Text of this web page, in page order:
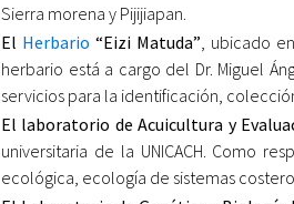
Sierra morena y Pijijiapan.
El Herbario “Eizi Matuda”, ubicado
herbario está a cargo del Dr. Miguel
servicios para la identificación,
El laboratorio de Acuicultura y
universitaria de la UNICACH. Como
ecológica, ecología de sistemas